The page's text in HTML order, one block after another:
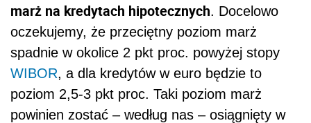
marż na kredytach hipotecznych. Docelowo
oczekujemy, że przeciętny poziom marż
spadnie w okolice 2 pkt proc. powyżej stopy
WIBOR, a dla kredytów w euro będzie to
poziom 2,5-3 pkt proc. Taki poziom marż
powinien zostać – według nas – osiągnięty w